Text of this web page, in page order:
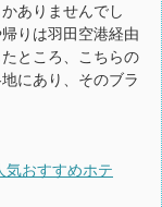
ありませんでし
りは羽田空港経由
ところ、こちらの
にあり、そのブラ
気おすすめホテ